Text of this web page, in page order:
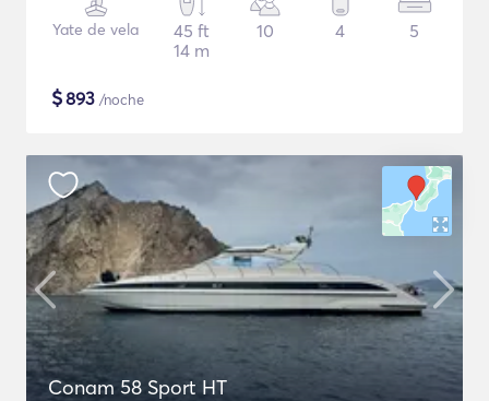
Yate de vela
45 ft
14 m
10 4 5
$893 /noche
Conam 58 Sport HT